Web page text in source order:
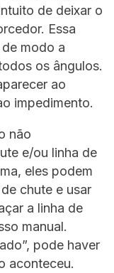
de deixar o
Essa
modo a
os ângulos.
ao
impedimento.
não
e/ou linha de
eles podem
chute e usar
a linha de
manual.
pode haver
aconteceu.